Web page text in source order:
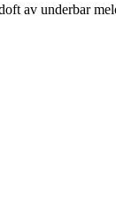
av underbar